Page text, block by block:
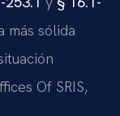
sólida
Of SRIS,